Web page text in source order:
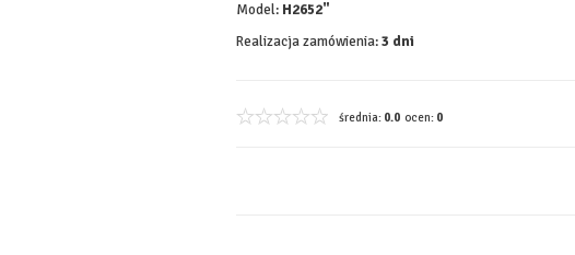
Model: H2652"
Realizacja zamówienia:3 dni
średnia: 0.0 ocen: 0